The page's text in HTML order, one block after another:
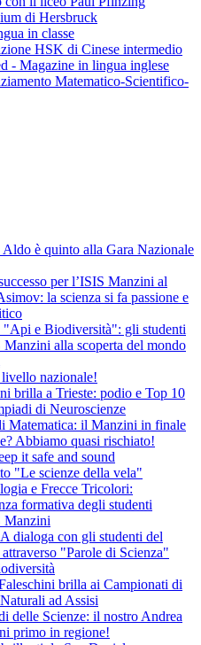
di Hersbruck
in classe
HSK di Cinese intermedio
- Magazine in lingua inglese
Matematico-Scientifico-
è quinto alla Gara Nazionale
per l’ISIS Manzini al
la scienza si fa passione e
"Api e Biodiversità": gli studenti
alla scoperta del mondo
nazionale!
brilla a Trieste: podio e Top 10
di Neuroscienze
Matematica: il Manzini in finale
Abbiamo quasi rischiato!
it safe and sound
"Le scienze della vela"
e Frecce Tricolori:
formativa degli studenti
Manzini
dialoga con gli studenti del
"Parole di Scienza"
brilla ai Campionati di
ad Assisi
delle Scienze: il nostro Andrea
primo in regione!